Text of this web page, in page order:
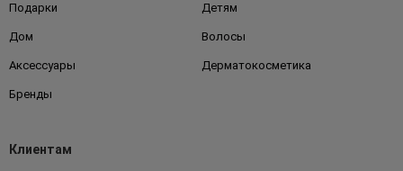
Подарки Детям
Дом Волосы
Аксессуары Дерматокосметика
Бренды
Клиентам